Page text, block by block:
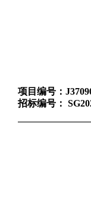
项目编号：
招标编号：